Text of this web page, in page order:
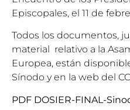
Episcopales, el 11 de
Todos los documentos,
material relativo a la
Europea, están
Sínodo y en la web del
PDF DOSIER-FINAL-